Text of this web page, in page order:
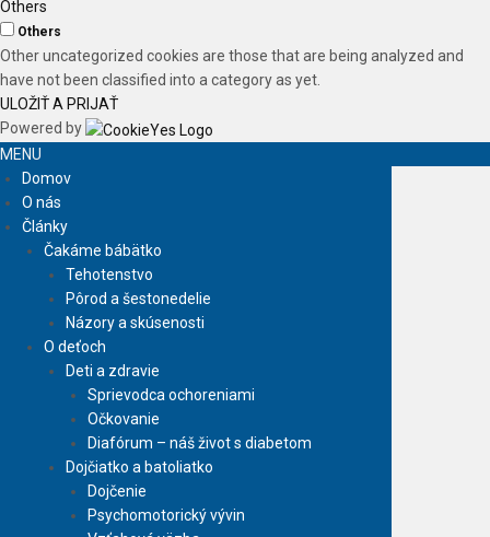
Others
Others
Other uncategorized cookies are those that are being analyzed and
have not been classified into a category as yet.
ULOŽIŤ A PRIJAŤ
Powered by
MENU
Domov
O nás
Články
Čakáme bábätko
Tehotenstvo
Pôrod a šestonedelie
Názory a skúsenosti
O deťoch
Deti a zdravie
Sprievodca ochoreniami
Očkovanie
Diafórum – náš život s diabetom
Dojčiatko a batoliatko
Dojčenie
Psychomotorický vývin